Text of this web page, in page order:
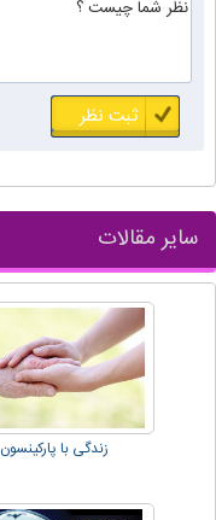
سایر مقالات
زندگی با پارکینسون